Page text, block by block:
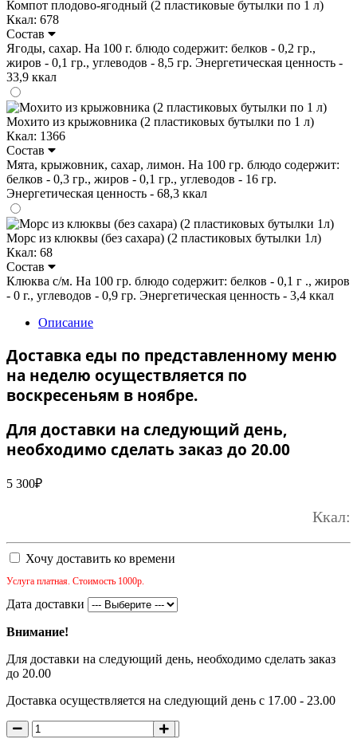
Компот плодово-ягодный (2 пластиковые бутылки по 1 л)
Ккал: 678
Состав
Ягоды, сахар. На 100 г. блюдо содержит: белков - 0,2 гр.,
жиров - 0,1 гр., углеводов - 8,5 гр. Энергетическая ценность -
33,9 ккал
Мохито из крыжовника (2 пластиковых бутылки по 1 л)
Ккал: 1366
Состав
Мята, крыжовник, сахар, лимон. На 100 гр. блюдо содержит:
белков - 0,3 гр., жиров - 0,1 гр., углеводов - 16 гр.
Энергетическая ценность - 68,3 ккал
Морс из клюквы (без сахара) (2 пластиковых бутылки 1л)
Ккал: 68
Состав
Клюква с/м. На 100 гр. блюдо содержит: белков - 0,1 г ., жиров
- 0 г., углеводов - 0,9 гр. Энергетическая ценность - 3,4 ккал
Описание
Доставка еды по представленному меню
на неделю осуществляется по
воскресеньям в ноябре.
Для доставки на следующий день,
необходимо сделать заказ до 20.00
5 300₽
Ккал:
Хочу доставить ко времени
Услуга платная. Стоимость 1000р.
Дата доставки
Внимание!
Для доставки на следующий день, необходимо сделать заказ
до 20.00
Доставка осуществляется на следующий день с 17.00 - 23.00